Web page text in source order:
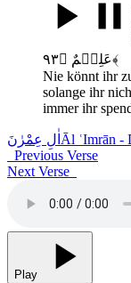
عَلِیۡمٌ ﴿۹۳﴾
Nie könnt ihr
solange ihr
immer ihr
اٰلِ عِمْرٰنَ Āl ʿImrān -
Previous Verse
Next Verse
Play